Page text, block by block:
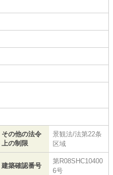
その他の法令
上の制限
景観法/法第22条
区域
建築確認番号
第R08SHC10400
6号